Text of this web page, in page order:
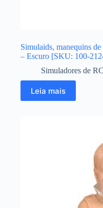
Simulaids, manequins
– Escuro [SKU: 100-
Simuladores de
Leia mais